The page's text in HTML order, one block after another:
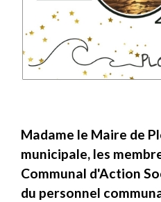
Madame le Maire de
municipale, les
Communal d'Action
du personnel